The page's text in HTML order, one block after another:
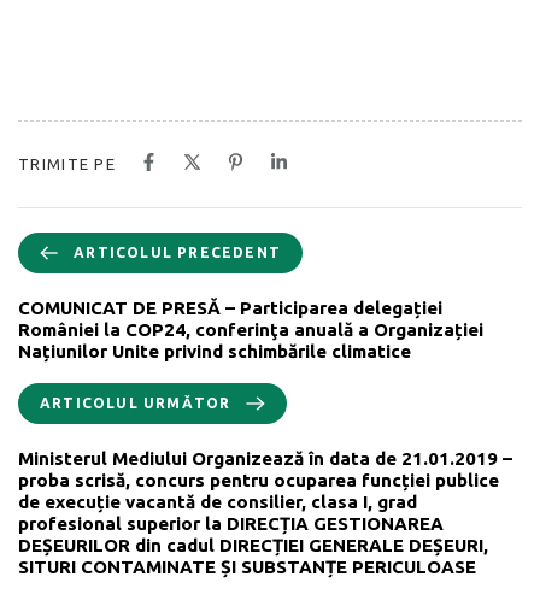
TRIMITE PE
ARTICOLUL PRECEDENT
COMUNICAT DE PRESĂ – Participarea delegației
României la COP24, conferinţa anuală a Organizației
Națiunilor Unite privind schimbările climatice
ARTICOLUL URMĂTOR
Ministerul Mediului Organizează în data de 21.01.2019 –
proba scrisă, concurs pentru ocuparea funcției publice
de execuție vacantă de consilier, clasa I, grad
profesional superior la DIRECȚIA GESTIONAREA
DEȘEURILOR din cadul DIRECȚIEI GENERALE DEȘEURI,
SITURI CONTAMINATE ȘI SUBSTANȚE PERICULOASE